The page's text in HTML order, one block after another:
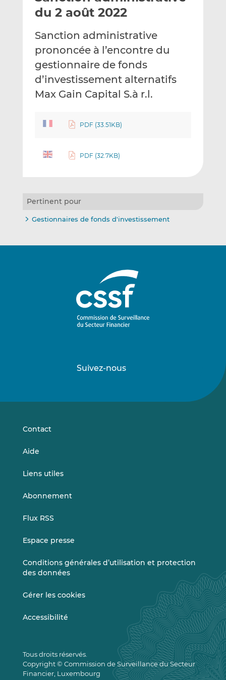
e
r
p
r
e
m
a
g
e
r
u
r
L
e
n
g
e
r
u
r
F
b
k
du 2 août 2022
Sanction administrative
prononcée à l’encontre du
gestionnaire de fonds
d’investissement alternatifs
Max Gain Capital S.à r.l.
PDF (33.51KB)
PDF (32.7KB)
Pertinent pour
Gestionnaires de fonds d'investissement
Suivez-nous
sursur
Contact
Aide
Liens utiles
Abonnement
Flux RSS
Espace presse
Conditions générales d’utilisation et protection
des données
Gérer les cookies
Accessibilité
Tous droits réservés.
Copyright © Commission de Surveillance du Secteur
Financier, Luxembourg